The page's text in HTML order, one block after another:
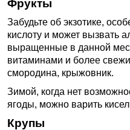
Фрукты
Забудьте об экзотике,
кислоту и может вызвать
выращенные в данной
витаминами и более
смородина, крыжовник.
Зимой, когда нет
ягоды, можно варить
Крупы